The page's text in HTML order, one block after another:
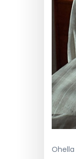
Ohella